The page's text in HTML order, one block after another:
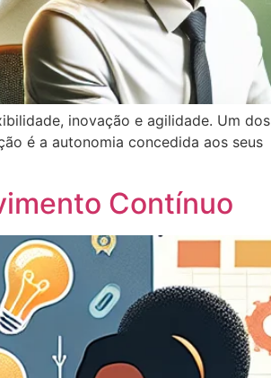
inovação e agilidade. Um dos
é a autonomia concedida aos seus
Contínuo